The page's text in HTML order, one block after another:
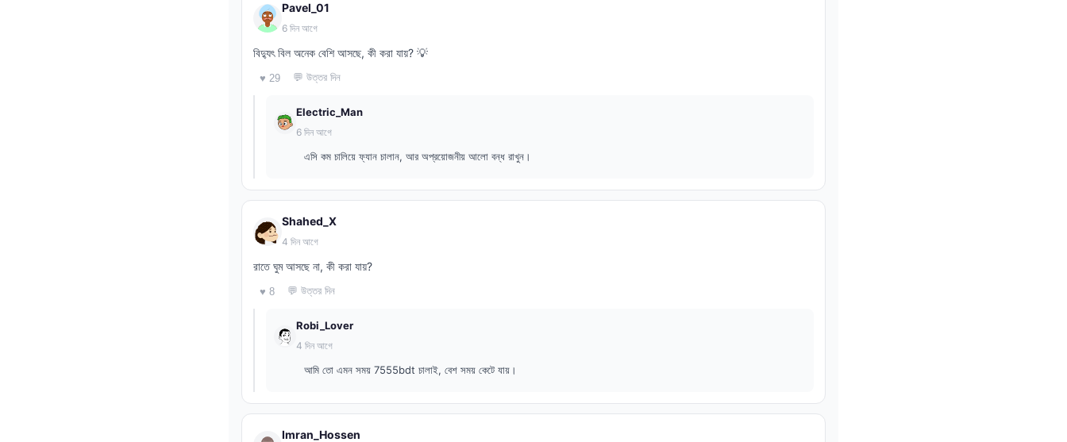
Pavel_01
6 দিন আগে
বিদ্যুৎ বিল অনেক বেশি আসছে, কী করা যায়? 💡
♥ 29 💬 উত্তর দিন
Electric_Man
6 দিন আগে
এসি কম চালিয়ে ফ্যান চালান, আর অপ্রয়োজনীয় আলো বন্ধ রাখুন।
Shahed_X
4 দিন আগে
রাতে ঘুম আসছে না, কী করা যায়?
♥ 8 💬 উত্তর দিন
Robi_Lover
4 দিন আগে
আমি তো এমন সময় 7555bdt চালাই, বেশ সময় কেটে যায়।
Imran_Hossen